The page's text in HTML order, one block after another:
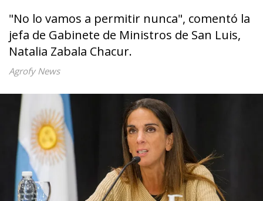
"No lo vamos a permitir nunca", comentó la
jefa de Gabinete de Ministros de San Luis,
Natalia Zabala Chacur.
Agrofy News